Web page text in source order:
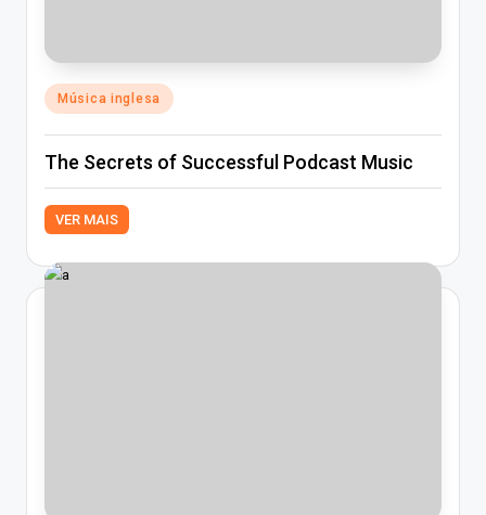
Posted
in
Música inglesa
The Secrets of Successful Podcast Music
VER MAIS